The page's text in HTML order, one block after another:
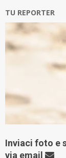
TU REPORTER
Inviaci foto e
via email